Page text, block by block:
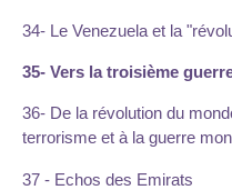
34- Le Venezuela et la
35- Vers la troisième
36- De la révolution du
terrorisme et à la guerre
37 - Echos des Emirats